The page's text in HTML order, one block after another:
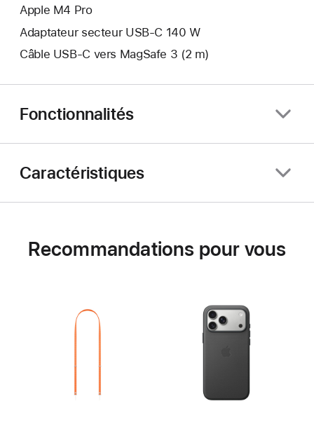
Apple M4 Pro
Adaptateur secteur USB-C 140 W
Câble USB-C vers MagSafe 3 (2 m)
Fonctionnalités
Caractéristiques
Recommandations pour vous